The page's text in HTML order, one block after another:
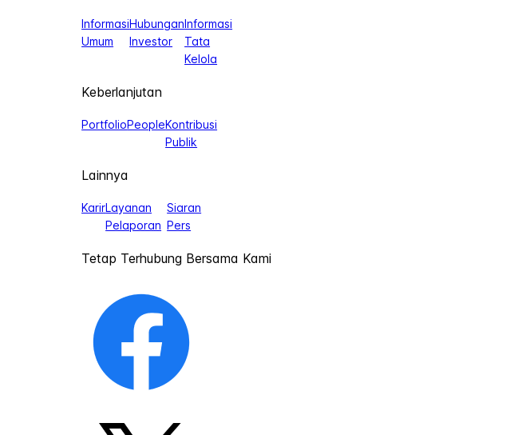
Informasi
Umum
Hubungan
Investor
Informasi
Tata
Kelola
Keberlanjutan
PortfolioPeopleKontribusi
Publik
Lainnya
KarirLayanan
Pelaporan
Siaran
Pers
Tetap Terhubung Bersama Kami